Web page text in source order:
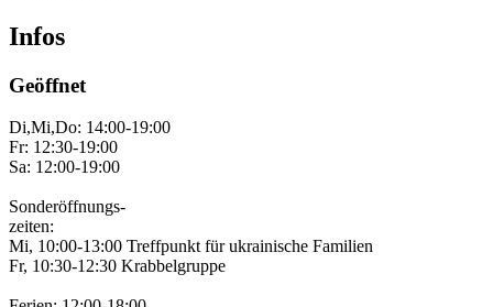
Infos
Geöffnet
Di,Mi,Do: 14:00-19:00
Fr: 12:30-19:00
Sa: 12:00-19:00
Sonderöffnungs-
zeiten:
Mi, 10:00-13:00 Treffpunkt für ukrainische Familien
Fr, 10:30-12:30 Krabbelgruppe